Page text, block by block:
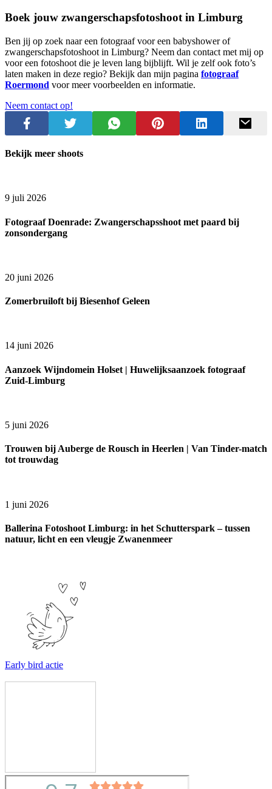
Boek jouw zwangerschapsfotoshoot in Limburg
Ben jij op zoek naar een fotograaf voor een babyshower of
zwangerschapsfotoshoot in Limburg? Neem dan contact met mij op
voor een fotoshoot die je leven lang bijblijft. Wil je zelf ook foto’s
laten maken in deze regio? Bekijk dan mijn pagina fotograaf
Roermond voor meer voorbeelden en informatie.
Neem contact op!
Bekijk meer shoots
9 juli 2026
Fotograaf Doenrade: Zwangerschapsshoot met paard bij
zonsondergang
20 juni 2026
Zomerbruiloft bij Biesenhof Geleen
14 juni 2026
Aanzoek Wijndomein Holset | Huwelijksaanzoek fotograaf
Zuid-Limburg
5 juni 2026
Trouwen bij Auberge de Rousch in Heerlen | Van Tinder-match
tot trouwdag
1 juni 2026
Ballerina Fotoshoot Limburg: in het Schutterspark – tussen
natuur, licht en een vleugje Zwanenmeer
Early bird actie